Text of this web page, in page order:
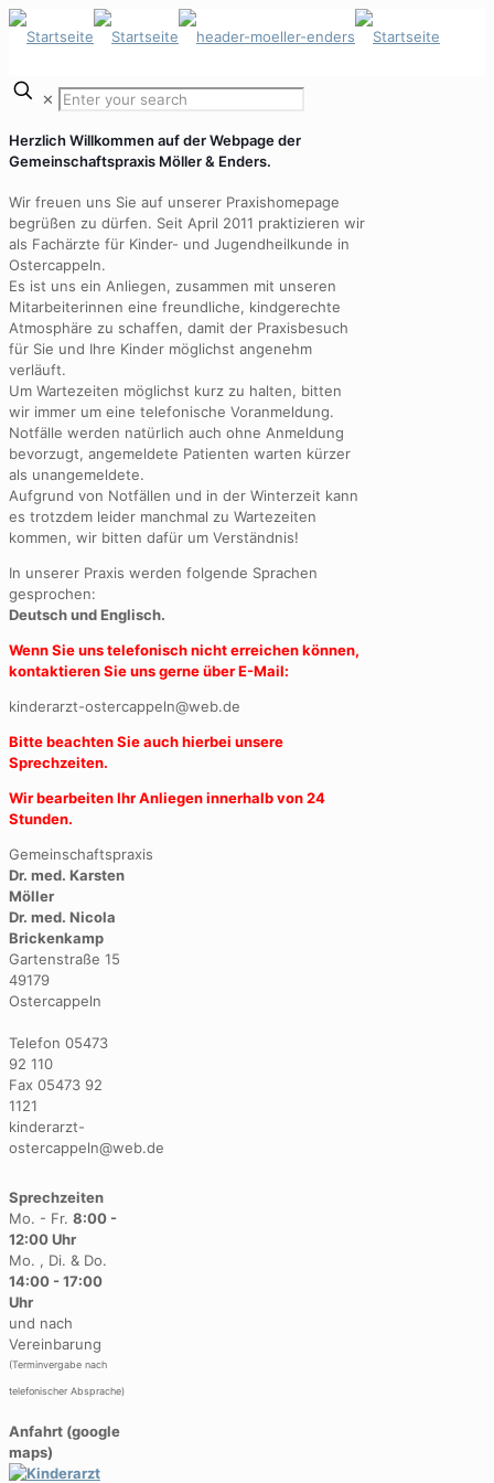
✕
Herzlich Willkommen auf der Webpage der
Gemeinschaftspraxis Möller & Enders.
Wir freuen uns Sie auf unserer Praxishomepage
begrüßen zu dürfen. Seit April 2011 praktizieren wir
als Fachärzte für Kinder- und Jugendheilkunde in
Ostercappeln.
Es ist uns ein Anliegen, zusammen mit unseren
Mitarbeiterinnen eine freundliche, kindgerechte
Atmosphäre zu schaffen, damit der Praxisbesuch
für Sie und Ihre Kinder möglichst angenehm
verläuft.
Um Wartezeiten möglichst kurz zu halten, bitten
wir immer um eine telefonische Voranmeldung.
Notfälle werden natürlich auch ohne Anmeldung
bevorzugt, angemeldete Patienten warten kürzer
als unangemeldete.
Aufgrund von Notfällen und in der Winterzeit kann
es trotzdem leider manchmal zu Wartezeiten
kommen, wir bitten dafür um Verständnis!
In unserer Praxis werden folgende Sprachen
gesprochen:
Deutsch und Englisch.
Wenn Sie uns telefonisch nicht erreichenkönnen,
kontaktieren Sie uns gerne über E-Mail:
kinderarzt-ostercappeln@web.de
Bitte beachten Sie auch hierbei unsere
Sprechzeiten.
Wir bearbeiten Ihr Anliegen innerhalb von 24
Stunden.
Gemeinschaftspraxis
Dr. med. Karsten
Möller
Dr. med. Nicola
Brickenkamp
Gartenstraße 15
49179
Ostercappeln
Telefon 05473
92 110
Fax 05473 92
1121
kinderarzt-
ostercappeln@web.de
Sprechzeiten
Mo. - Fr. 8:00 -
12:00 Uhr
Mo. , Di. & Do.
14:00 - 17:00
Uhr
und nach
Vereinbarung
(Terminvergabe nach
telefonischer Absprache)
Anfahrt (google
maps)